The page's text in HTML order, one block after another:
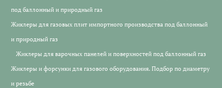
под баллонный и природный газ
Жиклеры для газовых плит импортного производства под баллонный
и природный газ
Жиклеры для варочных панелей и поверхностей под баллонный газ
Жиклеры и форсунки для газового оборудования. Подбор по диаметру
и резьбе